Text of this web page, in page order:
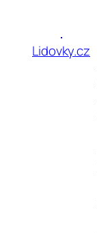
Lidovky.cz